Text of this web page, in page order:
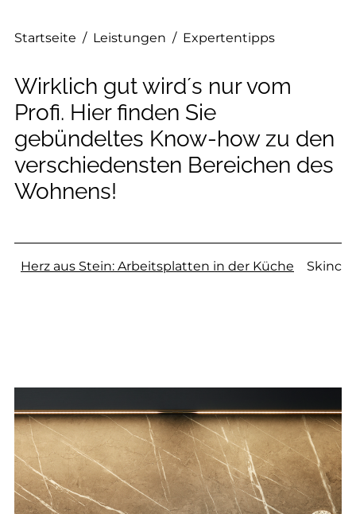
Startseite / Leistungen / Expertentipps
Wirklich gut wird´s nur vom
Profi. Hier finden Sie
gebündeltes Know-how zu den
verschiedensten Bereichen des
Wohnens!
Herz aus Stein: Arbeitsplatten in der Küche